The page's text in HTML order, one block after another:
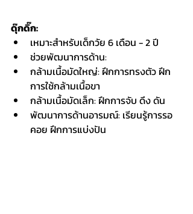
ดุ๊กดิ๊ก:
เหมาะสำหรับเด็กวัย 6 เดือน - 2 ปี
ช่วยพัฒนาการด้าน:
กล้ามเนื้อมัดใหญ่: ฝึกการทรงตัว ฝึก
การใช้กล้ามเนื้อขา
กล้ามเนื้อมัดเล็ก: ฝึกการจับ ดึง ดัน
พัฒนาการด้านอารมณ์: เรียนรู้การรอ
คอย ฝึกการแบ่งปัน